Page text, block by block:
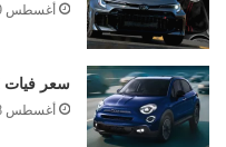
أغسطس 9, 2026
سعر فيات 500X في مصر وأبرز التجهيزات
أغسطس 8, 2026